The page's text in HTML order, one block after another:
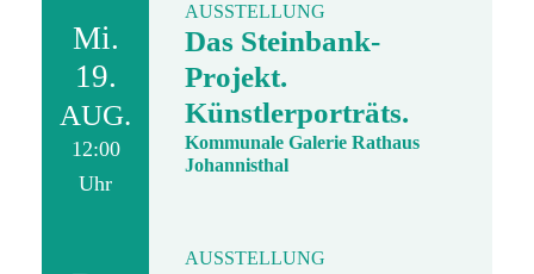
Mi.
19.
AUG.
12:00
Uhr
AUSSTELLUNG
Das Steinbank-
Projekt.
Künstlerporträts.
Kommunale Galerie Rathaus
Johannisthal
AUSSTELLUNG